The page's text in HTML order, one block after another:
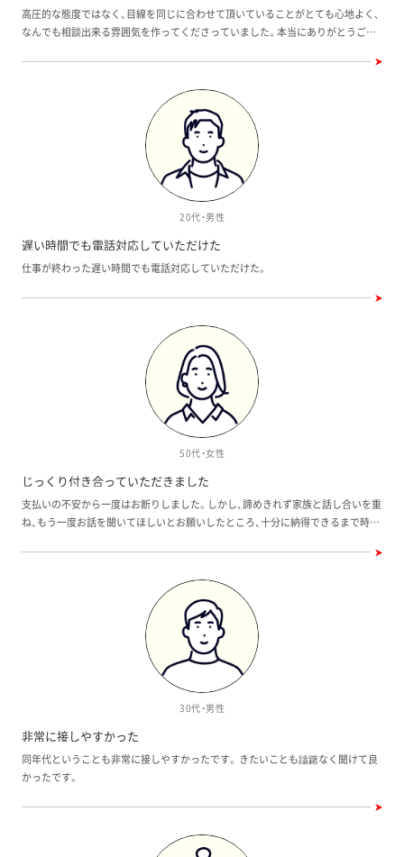
高圧的な態度ではなく、目線を同じに合わせて頂いていることがとても心地よく、
なんでも相談出来る雰囲気を作ってくださっていました。本当にありがとうござ
20代・男性
遅い時間でも電話対応していただけた
仕事が終わった遅い時間でも電話対応していただけた。
50代・女性
じっくり付き合っていただきました
支払いの不安から一度はお断りしました。しかし、諦めきれず家族と話し合いを重
ね、もう一度お話を聞いてほしいとお願いしたところ、十分に納得できるまで時間
だき、じっくり付き合っていただきました。焦らせるような言葉は一切なく誠実に
対応していただきました。 特に問題として気になったことはありませんが、わか
らないこと、気になったことを夜遅くショートメールで連絡をしていました。 ど
んな時も必ずその日のうちに連絡をいただいていたので、プライベートの時間を
削ってしまったのではないかと気になりました。
30代・男性
非常に接しやすかった
同年代ということも非常に接しやすかったです。 きたいことも躊躇なく聞けて良
かったです。